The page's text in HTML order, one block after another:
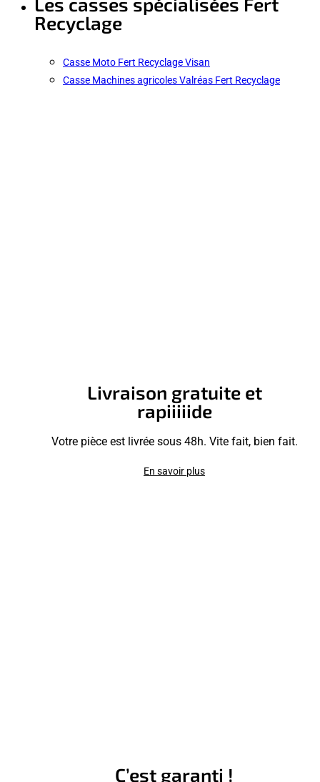
Recyclage
Casse Moto Fert Recyclage Visan
Casse Machines agricoles Valréas Fert Recyclage
Livraison gratuite et
rapiiiiide
Votre pièce est livrée sous 48h. Vite fait, bien fait.
En savoir plus
C’est garanti !